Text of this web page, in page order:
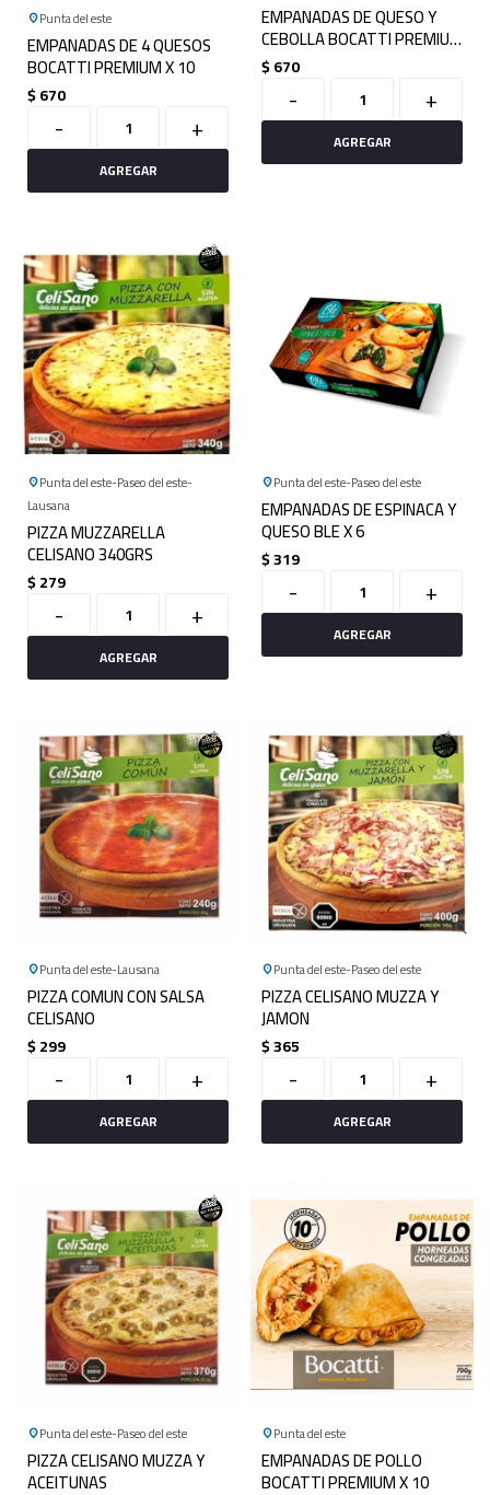
Punta del este
EMPANADAS DE 4 QUESOS
BOCATTI PREMIUM X 10
$670
- +
EMPANADAS DE QUESO Y
CEBOLLA BOCATTI PREMIUM
X 10
$670
- +
Punta del este Paseo del este
Lausana
PIZZA MUZZARELLA
CELISANO 340GRS
$279
- +
Punta del este Paseo del este
EMPANADAS DE ESPINACA Y
QUESO BLE X 6
$319
- +
Punta del este Lausana
PIZZA COMUN CON SALSA
CELISANO
$299
- +
Punta del este Paseo del este
PIZZA CELISANO MUZZA Y
JAMON
$365
- +
Punta del este Paseo del este
PIZZA CELISANO MUZZA Y
ACEITUNAS
Punta del este
EMPANADAS DE POLLO
BOCATTI PREMIUM X 10